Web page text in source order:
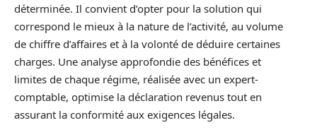
déterminée. Il convient d’opter pour la solution qui
correspond le mieux à la nature de l’activité, au volume
de chiffre d’affaires et à la volonté de déduire certaines
charges. Une analyse approfondie des bénéfices et
limites de chaque régime, réalisée avec un expert-
comptable, optimise la déclaration revenus tout en
assurant la conformité aux exigences légales.